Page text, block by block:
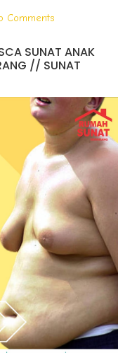
Comments
SUNAT ANAK
// SUNAT